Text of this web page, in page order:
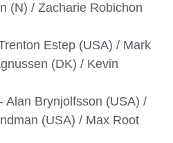
(N) / Zacharie Robichon
Estep (USA) / Mark
(DK) / Kevin
Alan Brynjolfsson (USA) /
(USA) / Max Root